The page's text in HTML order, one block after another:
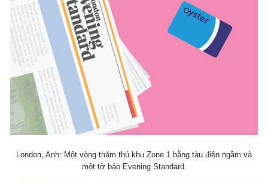
London, Anh: Một vòng thăm thú khu Zone 1 bằng tàu điện ngầm và
một tờ báo Evening Standard.